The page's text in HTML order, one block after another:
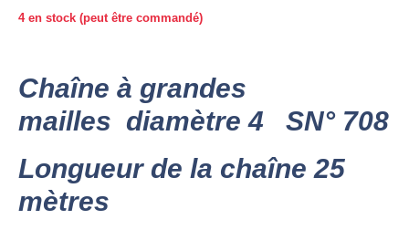
4 en stock (peut être commandé)
Chaîne à grandes
mailles diamètre 4 SN° 708
Longueur de la chaîne 25
mètres